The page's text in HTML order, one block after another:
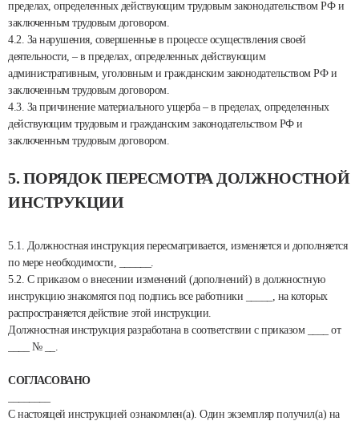
пределах, определенных действующим трудовым законодательством РФ и
заключенным трудовым договором.
4.2. За нарушения, совершенные в процессе осуществления своей
деятельности, – в пределах, определенных действующим
административным, уголовным и гражданским законодательством РФ и
заключенным трудовым договором.
4.3. За причинение материального ущерба – в пределах, определенных
действующим трудовым и гражданским законодательством РФ и
заключенным трудовым договором.
5. ПОРЯДОК ПЕРЕСМОТРА ДОЛЖНОСТНОЙ
ИНСТРУКЦИИ
5.1. Должностная инструкция пересматривается, изменяется и дополняется
по мере необходимости, ______.
5.2. С приказом о внесении изменений (дополнений) в должностную
инструкцию знакомятся под подпись все работники _____, на которых
распространяется действие этой инструкции.
Должностная инструкция разработана в соответствии с приказом ____ от
____ № __.
СОГЛАСОВАНО
С настоящей инструкцией ознакомлен(а). Один экземпляр получил(а) на